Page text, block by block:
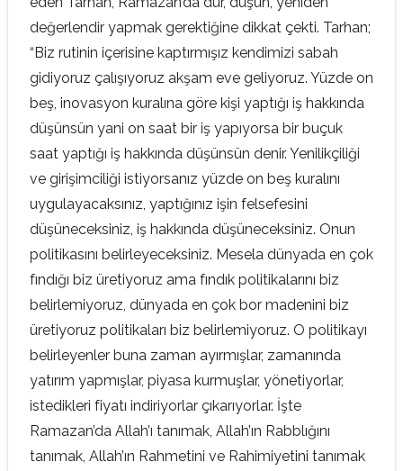
değerlendir yapmak gerektiğine dikkat çekti. Tarhan;
“Biz rutinin içerisine kaptırmışız kendimizi sabah
gidiyoruz çalışıyoruz akşam eve geliyoruz. Yüzde on
beş, inovasyon kuralına göre kişi yaptığı iş hakkında
düşünsün yani on saat bir iş yapıyorsa bir buçuk
saat yaptığı iş hakkında düşünsün denir. Yenilikçiliği
ve girişimciliği istiyorsanız yüzde on beş kuralını
uygulayacaksınız, yaptığınız işin felsefesini
düşüneceksiniz, iş hakkında düşüneceksiniz. Onun
politikasını belirleyeceksiniz. Mesela dünyada en çok
fındığı biz üretiyoruz ama fındık politikalarını biz
belirlemiyoruz, dünyada en çok bor madenini biz
üretiyoruz politikaları biz belirlemiyoruz. O politikayı
belirleyenler buna zaman ayırmışlar, zamanında
yatırım yapmışlar, piyasa kurmuşlar, yönetiyorlar,
istedikleri fiyatı indiriyorlar çıkarıyorlar. İşte
Ramazan’da Allah’ı tanımak, Allah’ın Rabblığını
tanımak, Allah’ın Rahmetini ve Rahimiyetini tanımak